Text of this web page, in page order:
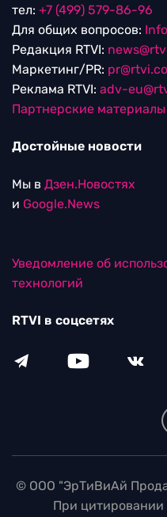
тел: +7 (499) 579-86-96
Для общих вопросов:
Редакция RTVI:
Маркетинг/PR:
Реклама RTVI: adv-
Партнерские материалы
Достойные новости
Мы в Дзен.Новостях
и Google.News
Уведомление об
технологий
RTVI в соцсетях
© ООО "ЭрТиВиАй
При цитировании